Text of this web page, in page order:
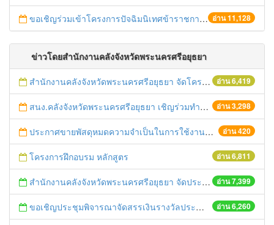
อ่าน 11,128
ขอเชิญร่วมเข้าโครงการปัจฉิมนิเทศข้าราชการเกษียณอายุ ปี 2558
ข่าวโดยสำนักงานคลังจังหวัดพระนครศรีอยุธยา
อ่าน 6,419
สำนักงานคลังจังหวัดพระนครศรีอยุธยา จัดโครงการฝึกอบรมเชิงปฏิบัติการ "การจัดซื้อจัดจ้างด้วยวิธีตลาดอิเล็กทรอนิกส์ (e-market)และวิธีประกวดราคาอิเล็กทรอนิกส์ (e-bidding)" ในวันที่ 4 เมษายน 2559 ณ อาคารราชภัฎ 100ปี ชั้น 2 มหาวิทยาลัยราชภัฎพระนครศรีอยุธยา
อ่าน 3,298
สนง.คลังจังหวัดพระนครศรีอยุธยา เชิญร่วมทำบุญตักบาตร วันศุกร์ที่ 12 กันยายน 2557 ณ บริเวณตลาดนัด หลังอาคาร 7 ชั้น ศูนย์ราชการจังหวัดพระนครศรีอยุธยา
อ่าน 420
ประกาศขายพัสดุหมดความจำเป็นในการใช้งานของสำนักงานคลังจังหวัดพระนครศรีอยุธยา
อ่าน 6,811
โครงการฝึกอบรม หลักสูตร
อ่าน 7,399
สำนักงานคลังจังหวัดพระนครศรีอยุธยา จัดประชุมคณะกรรมการพิจารณากิจกรรมทางเศรษฐกิจ GPP ครั้งที่ ๑/๒๕๕๖
อ่าน 6,260
ขอเชิญประชุมพิจารณาจัดสรรเงินรางวัลประจำปีงบประมาณ พ.ศ. 2554